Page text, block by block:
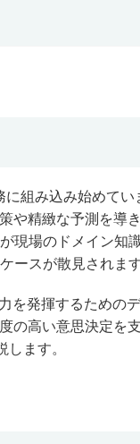
組み込み始めてい
や精緻な予測を導
現場のドメイン知
ースが散見されます
を発揮するための
の高い意思決定を
ます。